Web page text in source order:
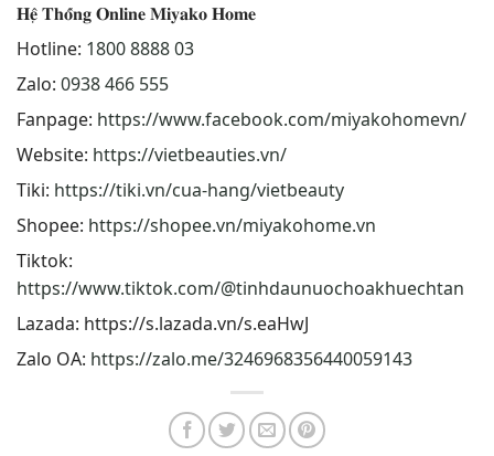
𝐇𝐞̣̂ 𝐓𝐡𝐨̂́𝐧𝐠 𝐎𝐧𝐥𝐢𝐧𝐞 𝐌𝐢𝐲𝐚𝐤𝐨 𝐇𝐨𝐦𝐞
Hotline: 1800 8888 03
Zalo: 0938 466 555
Fanpage: https://www.facebook.com/miyakohomevn/
Website: https://vietbeauties.vn/
Tiki: https://tiki.vn/cua-hang/vietbeauty
Shopee: https://shopee.vn/miyakohome.vn
Tiktok:
https://www.tiktok.com/@tinhdaunuochoakhuechtan
Lazada: https://s.lazada.vn/s.eaHwJ
Zalo OA: https://zalo.me/3246968356440059143